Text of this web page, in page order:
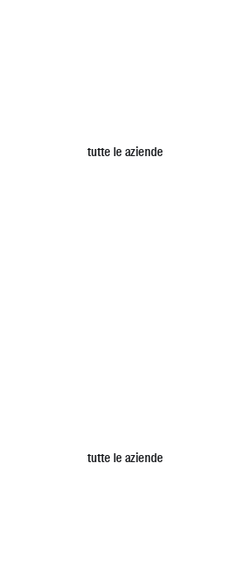
tutte le aziende
tutte le aziende